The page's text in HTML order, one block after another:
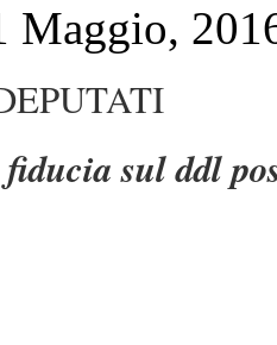
Maggio,
sul ddl